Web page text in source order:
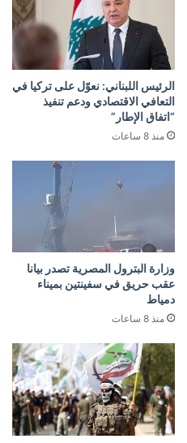
الرئيس اللبناني: نعوّل على تركيا في
التعافي الاقتصادي ودعم تنفيذ
“اتفاق الإطار”
منذ 8 ساعات
وزارة البترول المصرية تصدر بيانا
عقب حريق في سفينتين بميناء
دمياط
منذ 8 ساعات